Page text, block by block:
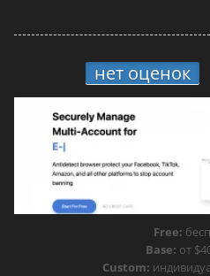
нет оценок
Free:
Base: от
Custom: